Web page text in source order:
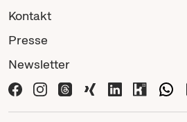
Kontakt
Presse
Newsletter